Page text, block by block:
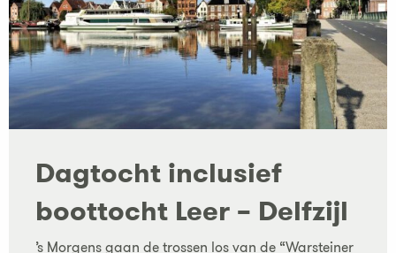
Dagtocht inclusief
boottocht Leer – Delfzijl
’s Morgens gaan de trossen los van de “Warsteiner